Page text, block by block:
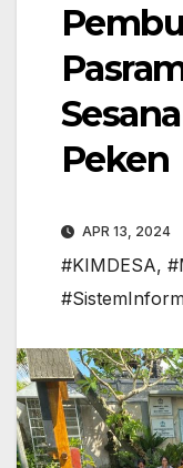
Peken
APR 13, 2024
#KIMDESA,